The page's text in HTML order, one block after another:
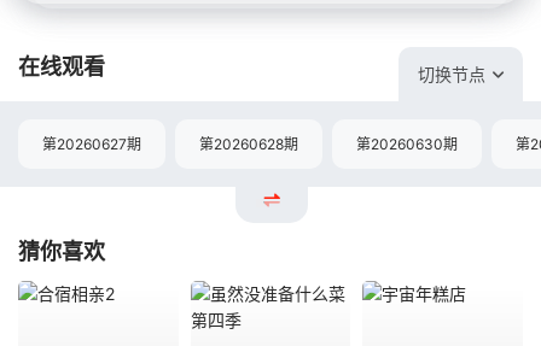
在线观看 切换节点
第20260627期 第20260628期 第20260630期 第
猜你喜欢